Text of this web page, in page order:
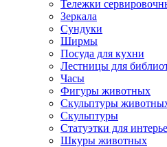
Тележки
Зеркала
Сундуки
Ширмы
Посуда для кухни
Лестницы для
Часы
Фигуры животных
Скульптуры
Скульптуры
Статуэтки для
Шкуры животных